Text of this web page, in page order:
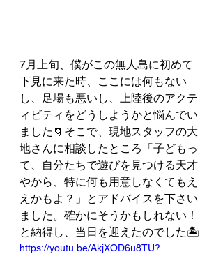
7月上旬、僕がこの無人島に初めて
下見に来た時、ここには何もない
し、足場も悪いし、上陸後のアクテ
ィビティをどうしようかと悩んでい
ました🌀そこで、現地スタッフの大
地さんに相談したところ「子どもっ
て、自分たちで遊びを見つける天才
やから、特に何も用意しなくてもえ
えかもよ？」とアドバイスを下さい
ました。確かにそうかもしれない！
と納得し、当日を迎えたのでした🏝️
https://youtu.be/AkjXOD6u8TU?